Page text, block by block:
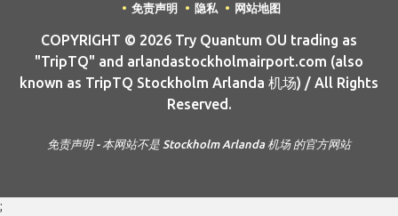
免责声明
隐私 网站地图
COPYRIGHT © 2026 Try Quantum OU trading as
"TripTQ" and arlandastockholmairport.com (also
known as TripTQ Stockholm Arlanda 机场) / All Rights
Reserved.
免责声明 - 本网站不是 Stockholm Arlanda 机场 的官方网站
;